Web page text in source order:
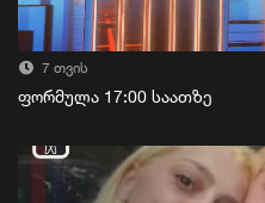
7 თვის
ფორმულა 17:00 საათზე